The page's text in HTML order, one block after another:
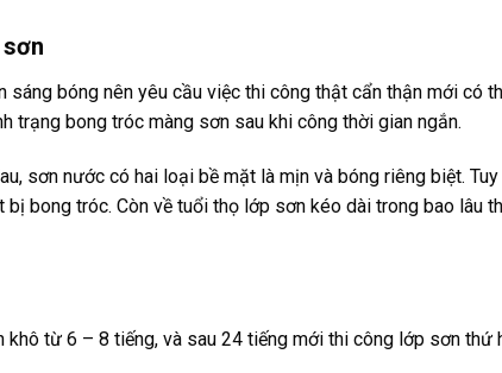
sáng bóng nên yêu cầu việc thi công thật cẩn thận mới có
trạng bong tróc màng sơn sau khi công thời gian ngắn.
sơn nước có hai loại bề mặt là mịn và bóng riêng biệt.
bị bong tróc. Còn về tuổi thọ lớp sơn kéo dài trong bao lâu
khô từ 6 – 8 tiếng, và sau 24 tiếng mới thi công lớp sơn thứ